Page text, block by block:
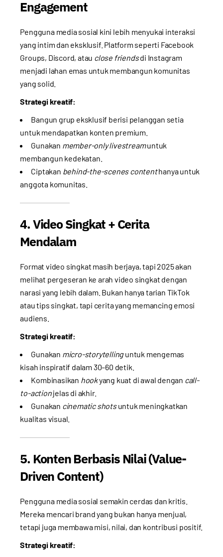
Engagement
Pengguna media sosial kini lebih menyukai interaksi
yang intim dan eksklusif. Platform seperti Facebook
Groups, Discord, atau close friendsdi Instagram
menjadi lahan emas untuk membangun komunitas
yang solid.
Strategi kreatif:
Bangun grup eksklusif berisi pelanggan setia
untuk mendapatkan konten premium.
Gunakan member-only livestreamuntuk
membangun kedekatan.
Ciptakan behind-the-scenes contenthanya untuk
anggota komunitas.
4. Video Singkat + Cerita
Mendalam
Format video singkat masih berjaya, tapi 2025 akan
melihat pergeseran ke arah video singkat dengan
narasi yang lebih dalam. Bukan hanya tarian TikTok
atau tips singkat, tapi cerita yang memancing emosi
audiens.
Strategi kreatif:
Gunakan micro-storytellinguntuk mengemas
kisah inspiratif dalam 30–60 detik.
Kombinasikan hookyang kuat di awal dengan call-
to-actionjelas di akhir.
Gunakan cinematic shotsuntuk meningkatkan
kualitas visual.
5. Konten Berbasis Nilai (Value-
Driven Content)
Pengguna media sosial semakin cerdas dan kritis.
Mereka mencari brand yang bukan hanya menjual,
tetapi juga membawa misi, nilai, dan kontribusi positif.
Strategi kreatif: